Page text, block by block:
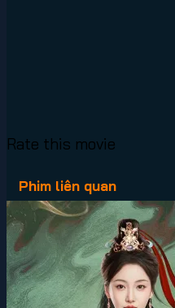
Rate this movie
Phim liên quan